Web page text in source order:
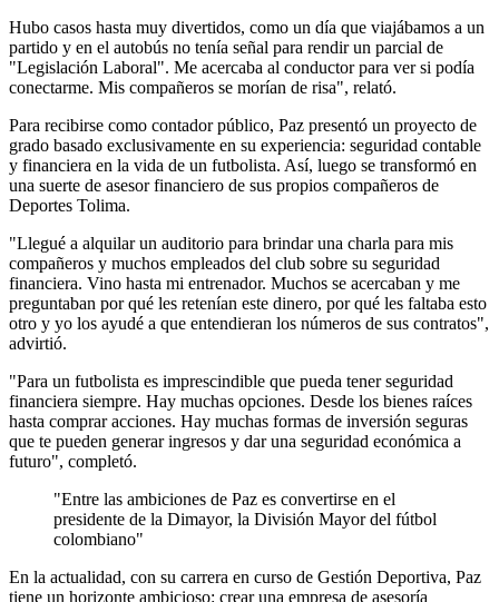
Hubo casos hasta muy divertidos, como un día que viajábamos a un
partido y en el autobús no tenía señal para rendir un parcial de
"Legislación Laboral". Me acercaba al conductor para ver si podía
conectarme. Mis compañeros se morían de risa", relató.
Para recibirse como contador público, Paz presentó un proyecto de
grado basado exclusivamente en su experiencia: seguridad contable
y financiera en la vida de un futbolista. Así, luego se transformó en
una suerte de asesor financiero de sus propios compañeros de
Deportes Tolima.
"Llegué a alquilar un auditorio para brindar una charla para mis
compañeros y muchos empleados del club sobre su seguridad
financiera. Vino hasta mi entrenador. Muchos se acercaban y me
preguntaban por qué les retenían este dinero, por qué les faltaba esto
otro y yo los ayudé a que entendieran los números de sus contratos",
advirtió.
"Para un futbolista es imprescindible que pueda tener seguridad
financiera siempre. Hay muchas opciones. Desde los bienes raíces
hasta comprar acciones. Hay muchas formas de inversión seguras
que te pueden generar ingresos y dar una seguridad económica a
futuro", completó.
Entre las ambiciones de Paz es convertirse en el
presidente de la Dimayor, la División Mayor del fútbol
colombiano
En la actualidad, con su carrera en curso de Gestión Deportiva, Paz
tiene un horizonte ambicioso: crear una empresa de asesoría